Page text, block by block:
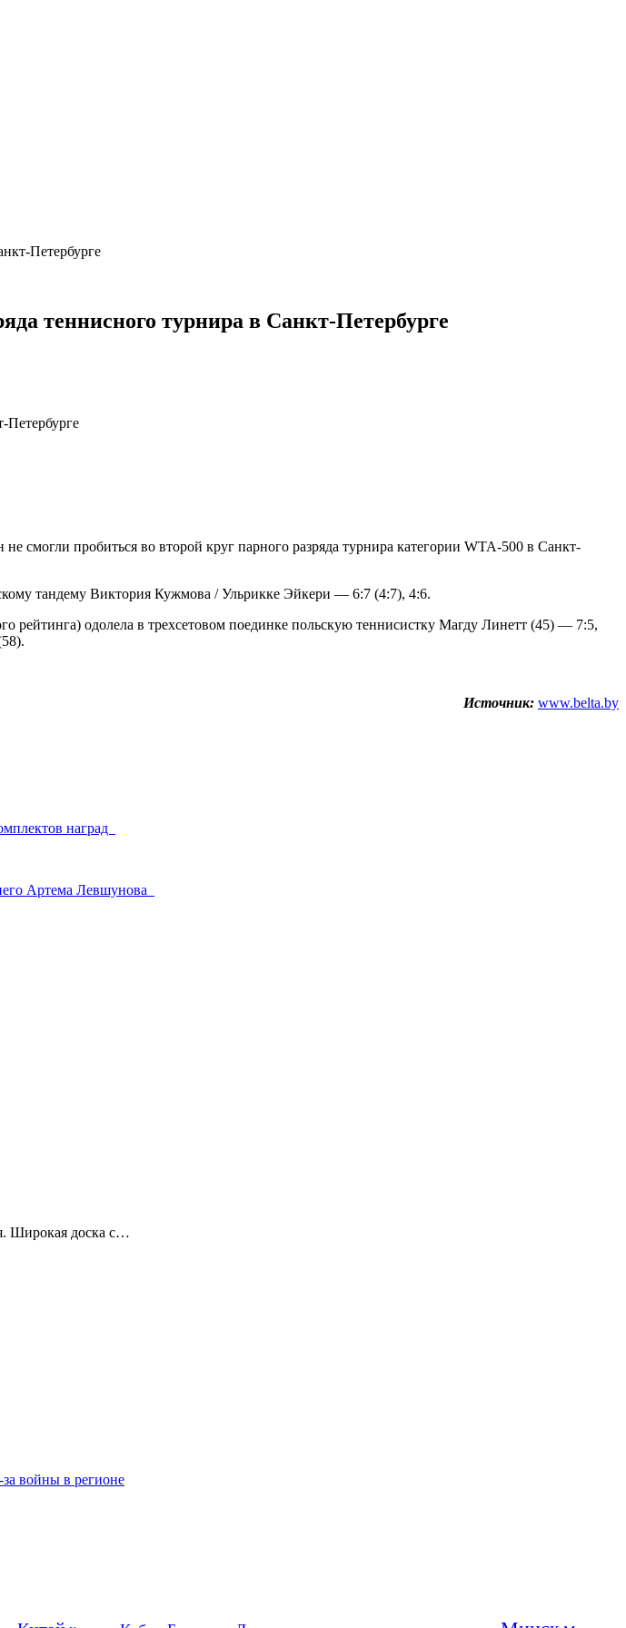
Петербурге
теннисного турнира в Санкт-Петербурге
смогли пробиться во второй круг парного разряда турнира категории WTA-500 в Санкт-
тандему Виктория Кужмова / Ульрикке Эйкери — 6:7 (4:7), 4:6.
рейтинга) одолела в трехсетовом поединке польскую теннисистку Магду Линетт (45) — 7:5,
Источник: www.belta.by
наград
Артема Левшунова
Широкая доска с…
войны в регионе